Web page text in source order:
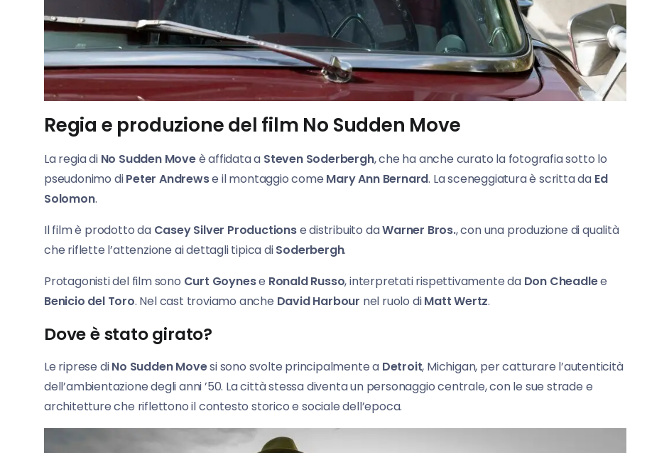
Regia e produzione del film No Sudden Move
La regia di No Sudden Moveè affidata a Steven Soderbergh, che ha anche curato la fotografia sotto lo
pseudonimo diPeter Andrewse il montaggio come Mary Ann Bernard. La sceneggiatura è scritta da Ed
Solomon.
Il film è prodotto da Casey Silver Productionse distribuito daWarner Bros., con una produzione di qualità
che riflette l’attenzione ai dettagli tipica diSoderbergh.
Protagonisti del film sono Curt Goynese Ronald Russo, interpretati rispettivamente da Don Cheadlee
Benicio del Toro. Nel cast troviamo anche David Harbour nel ruolo diMatt Wertz.
Dove è stato girato?
Le riprese diNo Sudden Movesi sono svolte principalmente a Detroit, Michigan, per catturare l’autenticità
dell’ambientazione degli anni ’50. La città stessa diventa un personaggio centrale, con le sue strade e
architetture che riflettono il contesto storico e sociale dell’epoca.